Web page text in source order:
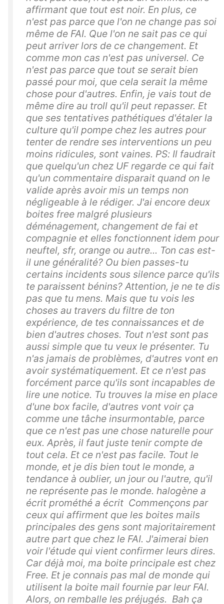
affirmant que tout est noir. En plus, ce
n'est pas parce que l'on ne change pas soi
même de FAI. Que l'on ne sait pas ce qui
peut arriver lors de ce changement. Et
comme mon cas n'est pas universel. Ce
n'est pas parce que tout se serait bien
passé pour moi, que cela serait la même
chose pour d'autres. Enfin, je vais tout de
même dire au troll qu'il peut repasser. Et
que ses tentatives pathétiques d'étaler la
culture qu'il pompe chez les autres pour
tenter de rendre ses interventions un peu
moins ridicules, sont vaines. PS: Il faudrait
que quelqu'un chez UF regarde ce qui fait
qu'un commentaire disparait quand on le
valide après avoir mis un temps non
négligeable à le rédiger. J'ai encore deux
boites free malgré plusieurs
déménagement, changement de fai et
compagnie et elles fonctionnent idem pour
neuftel, sfr, orange ou autre... Ton cas est-
il une généralité? Ou bien passes-tu
certains incidents sous silence parce qu'ils
te paraissent bénins? Attention, je ne te dis
pas que tu mens. Mais que tu vois les
choses au travers du filtre de ton
expérience, de tes connaissances et de
bien d'autres choses. Tout n'est sont pas
aussi simple que tu veux le présenter. Tu
n'as jamais de problèmes, d'autres vont en
avoir systématiquement. Et ce n'est pas
forcément parce qu'ils sont incapables de
lire une notice. Tu trouves la mise en place
d'une box facile, d'autres vont voir ça
comme une tâche insurmontable, parce
que ce n'est pas une chose naturelle pour
eux. Après, il faut juste tenir compte de
tout cela. Et ce n'est pas facile. Tout le
monde, et je dis bien tout le monde, a
tendance à oublier, un jour ou l'autre, qu'il
ne représente pas le monde. halogène a
écrit prométhé a écrit Commençons par
ceux qui affirment que les boites mails
principales des gens sont majoritairement
autre part que chez le FAI. J'aimerai bien
voir l'étude qui vient confirmer leurs dires.
Car déjà moi, ma boite principale est chez
Free. Et je connais pas mal de monde qui
utilisent la boite mail fournie par leur FAI.
Alors, on remballe les préjugés. Bah ça